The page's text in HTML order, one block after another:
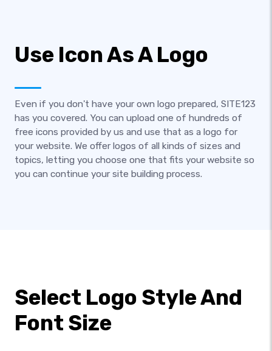
Use Icon As A Logo
Even if you don't have your own logo prepared, SITE123
has you covered. You can upload one of hundreds of
free icons provided by us and use that as a logo for
your website. We offer logos of all kinds of sizes and
topics, letting you choose one that fits your website so
you can continue your site building process.
Select Logo Style And
Font Size